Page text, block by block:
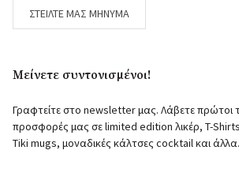
ΣΤΕΊΛΤΕ ΜΑΣ ΜΉΝΥΜΑ
Μείνετε συντονισμένοι!
Γραφτείτε στο newsletter μας. Λάβετε πρώτοι
προσφορές μας σε limited edition λικέρ, T-
Tiki mugs, μοναδικές κάλτσες cocktail και άλλα.